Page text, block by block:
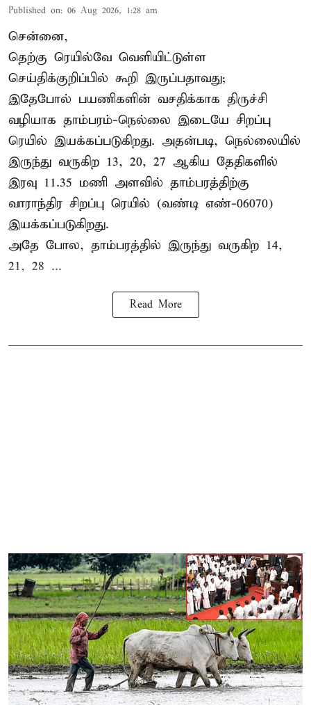
Published on: 06 Aug 2026, 1:28 am
சென்னை,
தெற்கு ரெயில்வே வெளியிட்டுள்ள
செய்திக்குறிப்பில் கூறி இருப்பதாவது;
இதேபோல் பயணிகளின் வசதிக்காக திருச்சி
வழியாக தாம்பரம்-நெல்லை இடையே சிறப்பு
ரெயில் இயக்கப்படுகிறது. அதன்படி, நெல்லையில்
இருந்து வருகிற 13, 20, 27 ஆகிய தேதிகளில்
இரவு 11.35 மணி அளவில் தாம்பரத்திற்கு
வாராந்திர சிறப்பு ரெயில் (வண்டி எண்-06070)
இயக்கப்படுகிறது.
அதே போல, தாம்பரத்தில் இருந்து வருகிற 14,
21, 28 ...
Read More